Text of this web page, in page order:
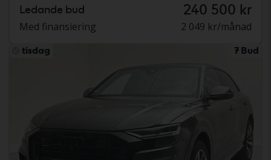
Ledande bud 240 500 kr
Med finansiering 2 049 kr/månad
tisdag 7 Bud